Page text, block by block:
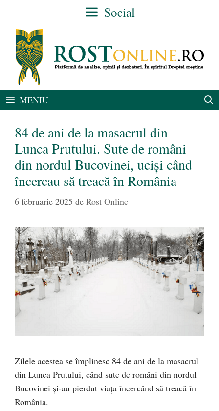
conținut
Social
MENIU
84 de ani de la masacrul din
Lunca Prutului. Sute de români
din nordul Bucovinei, uciși când
încercau să treacă în România
6 februarie 2025 de Rost Online
Zilele acestea se împlinesc 84 de ani de la masacrul
din Lunca Prutului, când sute de români din nordul
Bucovinei și-au pierdut viața încercând să treacă în
România.